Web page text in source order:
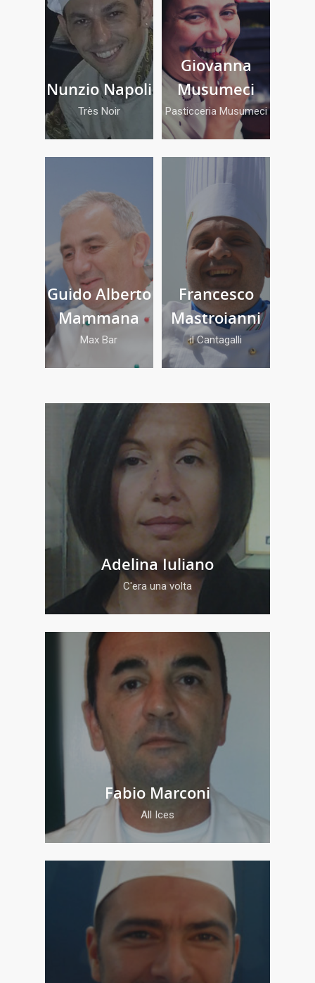
Nunzio Napoli
Très Noir
Giovanna
Musumeci
Pasticceria Musumeci
Guido Alberto
Mammana
Max Bar
Francesco
Mastroianni
il Cantagalli
Adelina Iuliano
C'era una volta
Fabio Marconi
All Ices